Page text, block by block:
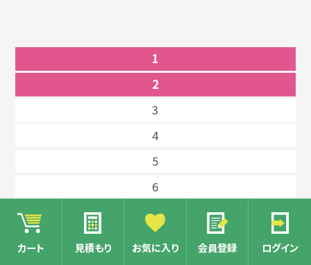
カート 見積もり お気に入り 会員登録 ログイン
1
2
3
4
5
6
7
8